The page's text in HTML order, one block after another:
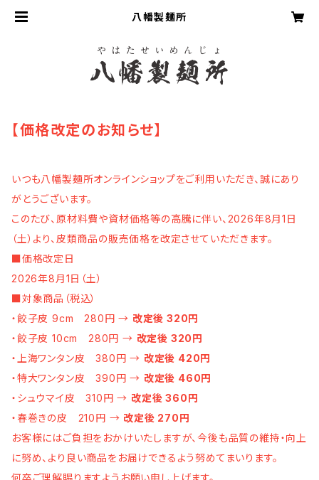
八幡製麺所
【価格改定のお知らせ】
いつも八幡製麺所オンラインショップをご利用いただき、誠にあり
がとうございます。
このたび、原材料費や資材価格等の高騰に伴い、2026年8月1日
（土）より、皮類商品の販売価格を改定させていただきます。
■価格改定日
2026年8月1日（土）
■対象商品（税込）
・餃子皮 9cm 280円 → 改定後 320円
・餃子皮 10cm 280円 → 改定後 320円
・上海ワンタン皮 380円 → 改定後 420円
・特大ワンタン皮 390円 → 改定後 460円
・シュウマイ皮 310円 → 改定後 360円
・春巻きの皮 210円 → 改定後 270円
お客様にはご負担をおかけいたしますが、今後も品質の維持・向上
に努め、より良い商品をお届けできるよう努めてまいります。
何卒ご理解賜りますようお願い申し上げます。